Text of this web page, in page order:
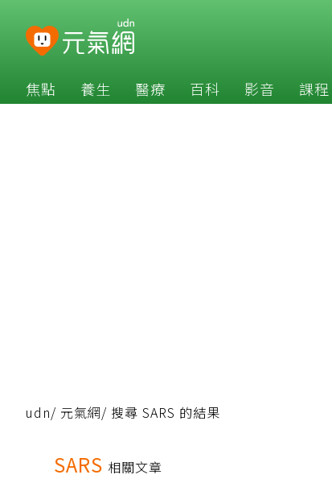
焦點 養生 醫療 百科 影音 課程
udn/ 元氣網/ 搜尋 SARS 的結果
SARS 相關文章